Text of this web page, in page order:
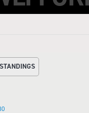
STANDINGS